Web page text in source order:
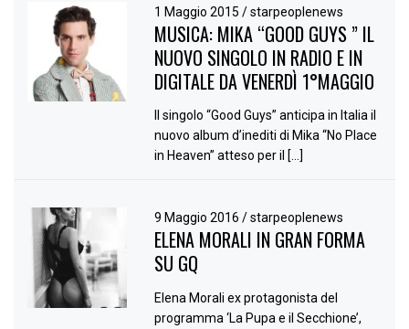
1 Maggio 2015/ starpeoplenews
MUSICA: MIKA “GOOD GUYS ” IL
NUOVO SINGOLO IN RADIO E IN
DIGITALE DA VENERDÌ 1°MAGGIO
Il singolo “Good Guys” anticipa in Italia il
nuovo album d’inediti di Mika “No Place
in Heaven” atteso per il […]
9 Maggio 2016/ starpeoplenews
ELENA MORALI IN GRAN FORMA
SU GQ
Elena Morali ex protagonista del
programma ‘La Pupa e il Secchione’,